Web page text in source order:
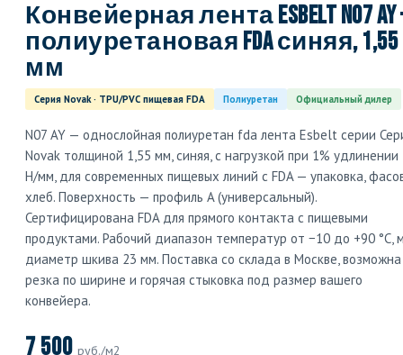
Конвейерная лента Esbelt N07 AY
полиуретановая FDA синяя, 1,55
мм
Серия Novak · TPU/PVC пищевая FDA Полиуретан Официальный дилер
N07 AY — однослойная полиуретан fda лента Esbelt серии
Novak толщиной 1,55 мм, синяя, с нагрузкой при 1% удлинении
Н/мм, для современных пищевых линий с FDA — упаковка,
хлеб. Поверхность — профиль A (универсальный).
Сертифицирована FDA для прямого контакта с пищевыми
продуктами. Рабочий диапазон температур от −10 до +90 °C,
диаметр шкива 23 мм. Поставка со склада в Москве, возможна
резка по ширине и горячая стыковка под размер вашего
конвейера.
7 500 руб./м2